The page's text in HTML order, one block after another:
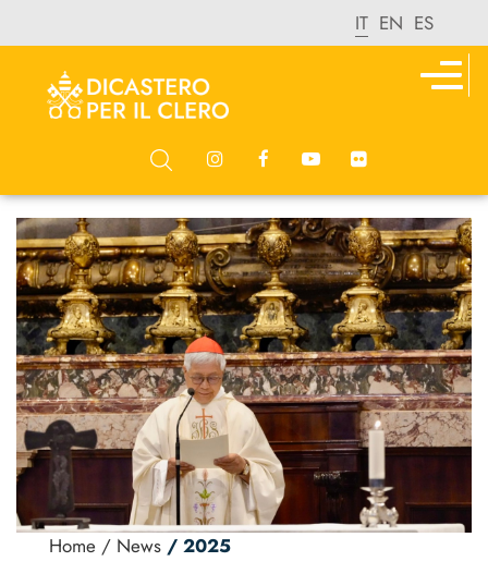
IT EN ES
Home / News / 2025